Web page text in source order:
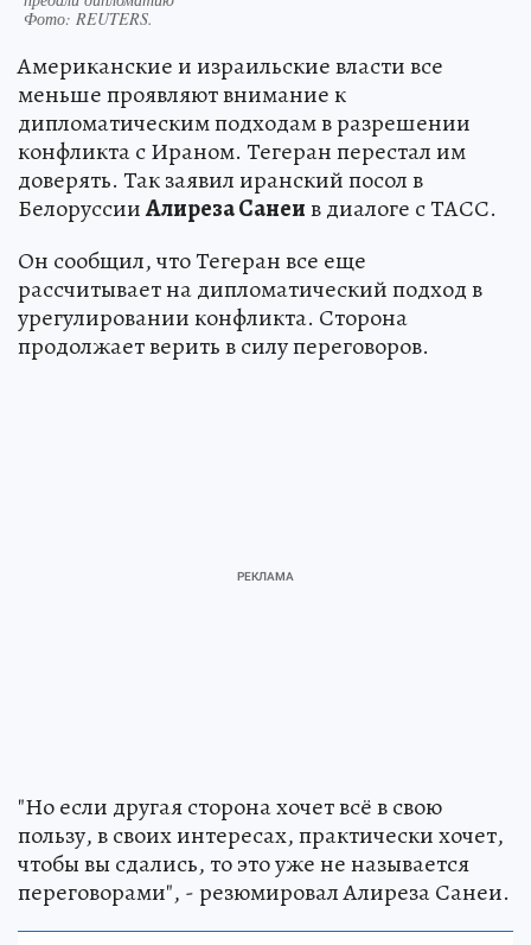
Фото: REUTERS.
Американские и израильские власти все
меньше проявляют внимание к
дипломатическим подходам в разрешении
конфликта с Ираном. Тегеран перестал им
доверять. Так заявил иранский посол в
БелоруссииАлиреза Санеив диалоге с ТАСС.
Он сообщил, что Тегеран все еще
рассчитывает на дипломатический подход в
урегулировании конфликта. Сторона
продолжает верить в силу переговоров.
"Но если другая сторона хочет всё в свою
пользу, в своих интересах, практически хочет,
чтобы вы сдались, то это уже не называется
переговорами", - резюмировал Алиреза Санеи.